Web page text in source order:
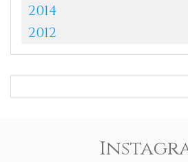
2014
2012